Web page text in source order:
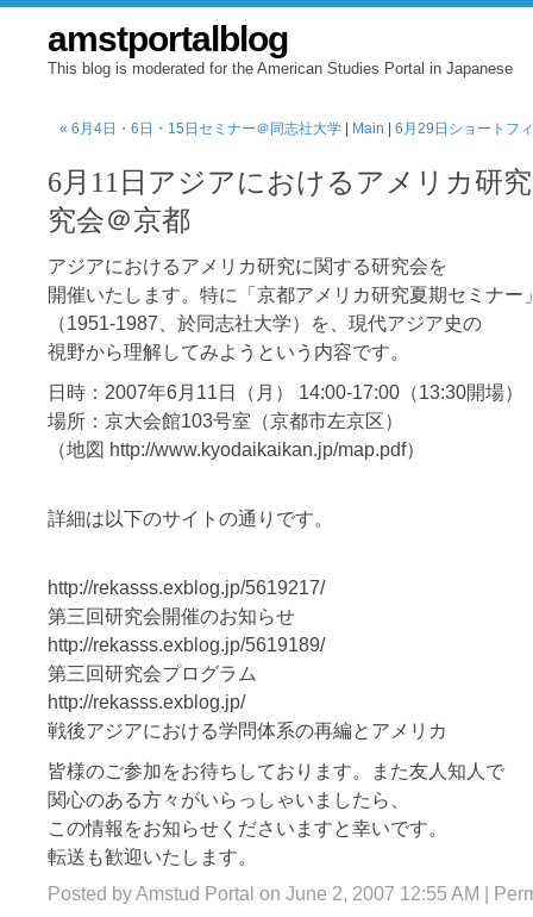
amstportalblog
This blog is moderated for the American Studies Portal in Japanese
« 6月4日・6日・15日セミナー＠同志社大学 Main 6月29日ショートフ
6月11日アジアにおけるアメリカ研
究会＠京都
アジアにおけるアメリカ研究に関する研究会を
開催いたします。特に「京都アメリカ研究夏期セミナー
（1951-1987、於同志社大学）を、現代アジア史の
視野から理解してみようという内容です。
日時：2007年6月11日（月） 14:00-17:00（13:30開場）
場所：京大会館103号室（京都市左京区）
（地図 http://www.kyodaikaikan.jp/map.pdf）
詳細は以下のサイトの通りです。
http://rekasss.exblog.jp/5619217/
第三回研究会開催のお知らせ
http://rekasss.exblog.jp/5619189/
第三回研究会プログラム
http://rekasss.exblog.jp/
戦後アジアにおける学問体系の再編とアメリカ
皆様のご参加をお待ちしております。また友人知人で
関心のある方々がいらっしゃいましたら、
この情報をお知らせくださいますと幸いです。
転送も歓迎いたします。
Posted by Amstud Portal on June 2, 2007 12:55 AM |